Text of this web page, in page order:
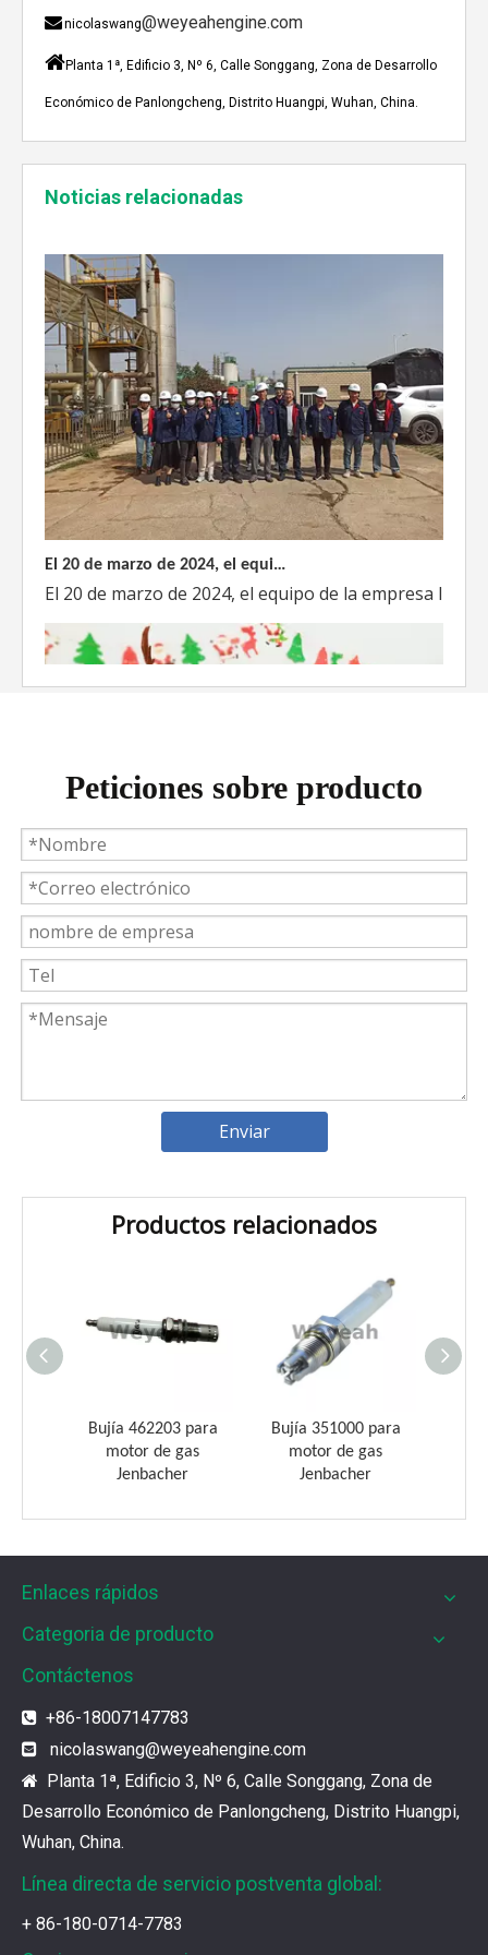
nicolaswang@weyeahengine.com
Planta 1ª, Edificio 3, Nº 6, Calle Songgang, Zona de Desarrollo
Económico de Panlongcheng, Distrito Huangpi, Wuhan, China.
Noticias relacionadas
A mediados de julio de 2023, Weyeah poder todo el
El 20 de marzo de 2024, el equipo de la empresa
Weyeah Power celebra una cálida Navidad, ¡festejando juntos en esta temporada festiva!
Weyeah Power, 25 de diciembre de 2023 - En esta
Introducción a los cojinetes de biela Weyeah
Los productos de gas de alta calidad son
Muchos consumidores quieren encontrar
Peticiones sobre producto
Enviar
Productos relacionados
Bujía 462203 para
motor de gas
Jenbacher
Bujía 351000 para
motor de gas
Jenbacher
Enlaces rápidos
Categoria de producto
Contáctenos
 +86-18007147783
 nicolaswang@weyeahengine.com
 Planta 1ª, Edificio 3, Nº 6, Calle Songgang, Zona de
Desarrollo Económico de Panlongcheng, Distrito Huangpi,
Wuhan, China.
Línea directa de servicio postventa global:
+ 86-180-0714-7783